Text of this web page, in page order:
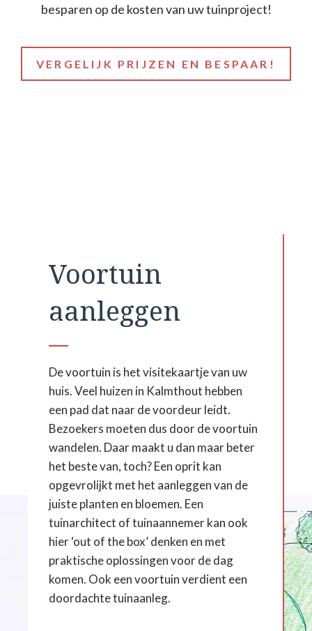
besparen op de kosten van uw tuinproject!
VERGELIJK PRIJZEN EN BESPAAR!
Voortuin
aanleggen
De voortuin is het visitekaartje van uw
huis. Veel huizen in Kalmthout hebben
een pad dat naar de voordeur leidt.
Bezoekers moeten dus door de voortuin
wandelen. Daar maakt u dan maar beter
het beste van, toch? Een oprit kan
opgevrolijkt met het aanleggen van de
juiste planten en bloemen. Een
tuinarchitect of tuinaannemer kan ook
hier ‘out of the box’ denken en met
praktische oplossingen voor de dag
komen. Ook een voortuin verdient een
doordachte tuinaanleg.